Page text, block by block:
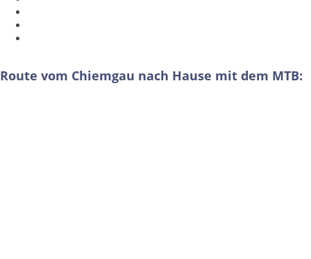
Route vom Chiemgau nach Hause mit dem MTB: